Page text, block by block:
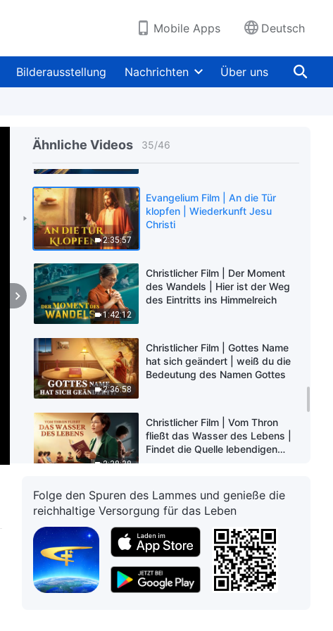
Mobile Apps Deutsch
Bilderausstellung Nachrichten Über uns
Ähnliche Videos 35/46
2:54:06
Glauben an Gott (Ganzer Film
Deutsch)
2:30:20
Herrn Jesus beim Festmahl
sitzen
2:35:57
Evangelium Film | An die Tür
klopfen | Wiederkunft Jesu
Christi
1:42:12
Christlicher Film | Der Moment
des Wandels | Hier ist der Weg
des Eintritts ins Himmelreich
2:36:58
Christlicher Film | Gottes Name
hat sich geändert | weiß du die
Bedeutung des Namen Gottes
2:38:38
Christlicher Film | Vom Thron
fließt das Wasser des Lebens |
Findet die Quelle lebendigen
2:38:44
Christlicher Film | Die Stadt wird
gestürzt werden | Babylon, was
Christlicher Film | Das Warten |
Hört die Stimme Gottes und
Folge den Spuren des Lammes und genieße die
reichhaltige Versorgung für das Leben